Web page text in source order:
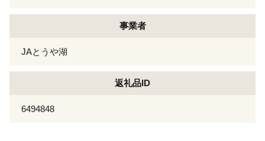
事業者
JAとうや湖
返礼品ID
6494848